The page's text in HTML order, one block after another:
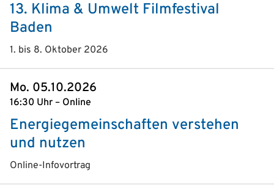
13. Klima & Umwelt Filmfestival
Baden
1. bis 8. Oktober 2026
Mo. 05.10.2026
16:30 Uhr – Online
Energiegemeinschaften verstehen
und nutzen
Online-Infovortrag